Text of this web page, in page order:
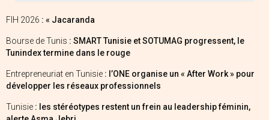
FIH 2026 : « Jacaranda
Bourse de Tunis : SMART Tunisie et SOTUMAG progressent, le
Tunindex termine dans le rouge
Entrepreneuriat en Tunisie : l’ONE organise un « After Work » pour
développer les réseaux professionnels
Tunisie : les stéréotypes restent un frein au leadership féminin,